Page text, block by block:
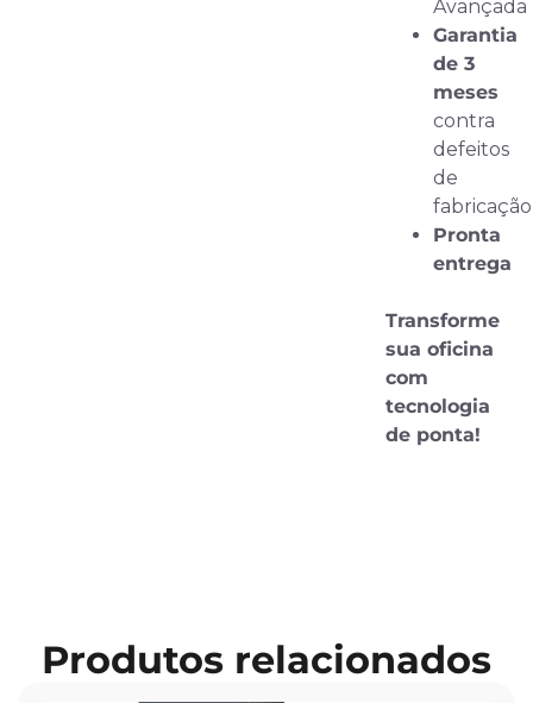
Avançada
Garantia
de 3
meses
contra
defeitos
de
fabricação
Pronta
entrega
Transforme
sua oficina
com
tecnologia
de ponta!
Produtos relacionados